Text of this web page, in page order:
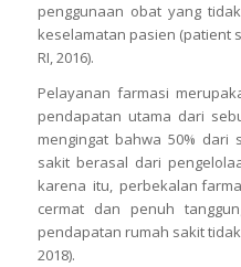
penggunaan obat yang
keselamatan pasien (patient
RI, 2016).
Pelayanan farmasi
pendapatan utama dari
mengingat bahwa 50% dari
sakit berasal dari
karena itu, perbekalan
cermat dan penuh
pendapatan rumah sakit
2018).